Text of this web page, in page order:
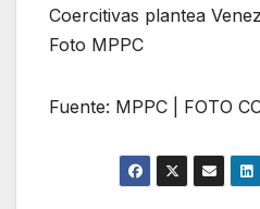
Coercitivas plantea
Foto MPPC
Fuente: MPPC | FOTO